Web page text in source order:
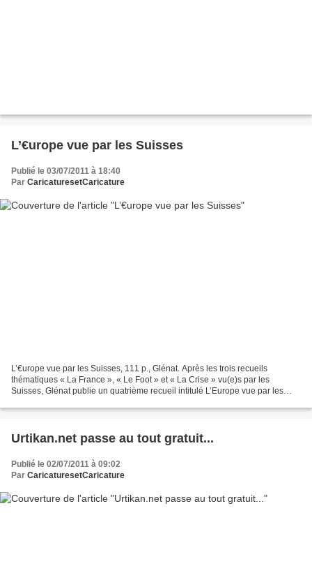
L’€urope vue par les Suisses
Publié le 03/07/2011 à 18:40
Par CaricaturesetCaricature
L’€urope vue par les Suisses, 111 p., Glénat. Après les trois recueils
thématiques « La France », « Le Foot » et « La Crise » vu(e)s par les
Suisses, Glénat publie un quatrième recueil intitulé L’Europe vue par les
Urtikan.net passe au tout gratuit...
Publié le 02/07/2011 à 09:02
Par CaricaturesetCaricature